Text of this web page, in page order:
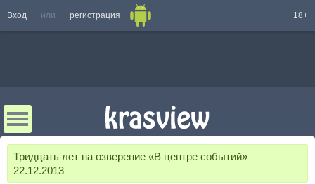
Вход или регистрация 18+
Тридцать лет на озверение «В центре событий»
22.12.2013